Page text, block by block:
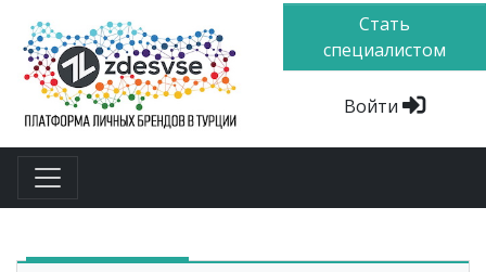
Стать
специалистом
Войти